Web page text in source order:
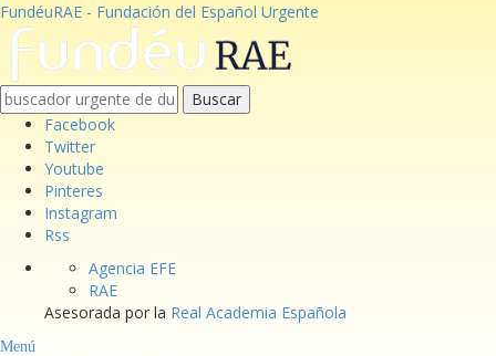
FundéuRAE - Fundación del Español Urgente
Buscar
Facebook
Twitter
Youtube
Pinteres
Instagram
Rss
Agencia EFE
RAE
Asesorada por la Real Academia Española
Menú